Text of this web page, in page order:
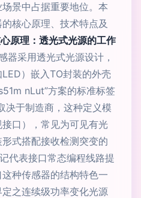
景中占据重要地位。本
核心原理、技术特点及
原理：透光式光源的工作
器采用透光式光源设计，
）嵌入TO封装的外壳
nLut”方案的标准标签
决于制造商，这种定义模
口），常见为可见有光
式搭配接收检测突变的
代表接口常态编程线路提
种传感器的结构特色一
之连续级功率变化光源